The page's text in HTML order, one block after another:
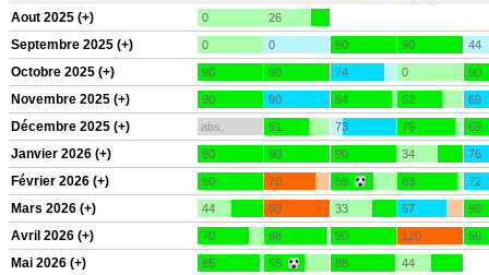
Aout 2025 (+) 0 26
Septembre 2025 (+) 0 0 90 90 44
Octobre 2025 (+) 90 90 74 0 90
Novembre 2025 (+) 90 90 84 62 69
Décembre 2025 (+) abs. 61 73 79 69
Janvier 2026 (+) 90 90 90 34 76
Février 2026 (+) 90 70 59 83 72
Mars 2026 (+) 44 90 33 67 90
Avril 2026 (+) 70 86 90 120 56
Mai 2026 (+) 85 55 88 44